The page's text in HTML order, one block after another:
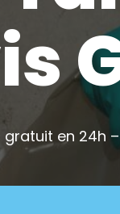
gratuit en 24h